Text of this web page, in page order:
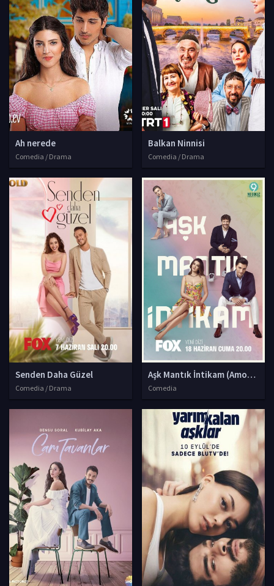
Ah nerede
Comedia / Drama
Balkan Ninnisi
Comedia / Drama
Senden Daha Güzel
Comedia / Drama
Aşk Mantık İntikam (Amore
Comedia